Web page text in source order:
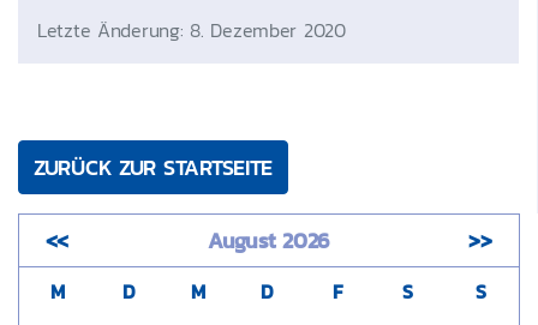
Letzte Änderung: 8. Dezember 2020
ZURÜCK ZUR STARTSEITE
<< August 2026 >>
M D M D F S
S